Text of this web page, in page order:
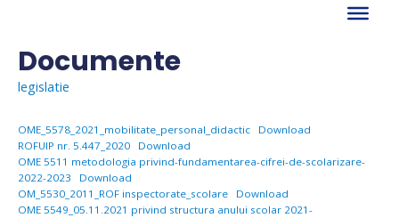
contentDocumente
legislatie
OME_5578_2021_mobilitate_personal_didactic
Download
ROFUIP nr. 5.447_2020
Download
OME 5511 metodologia privind-fundamentarea-cifrei-de-scolarizare-
2022-2023
Download
OM_5530_2011_ROF inspectorate_scolare
Download
OME 5549_05.11.2021 privind structura anului scolar 2021-